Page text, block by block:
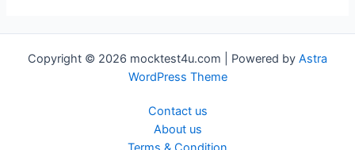
Copyright © 2026 mocktest4u.com | Powered by Astra
WordPress Theme
Contact us
About us